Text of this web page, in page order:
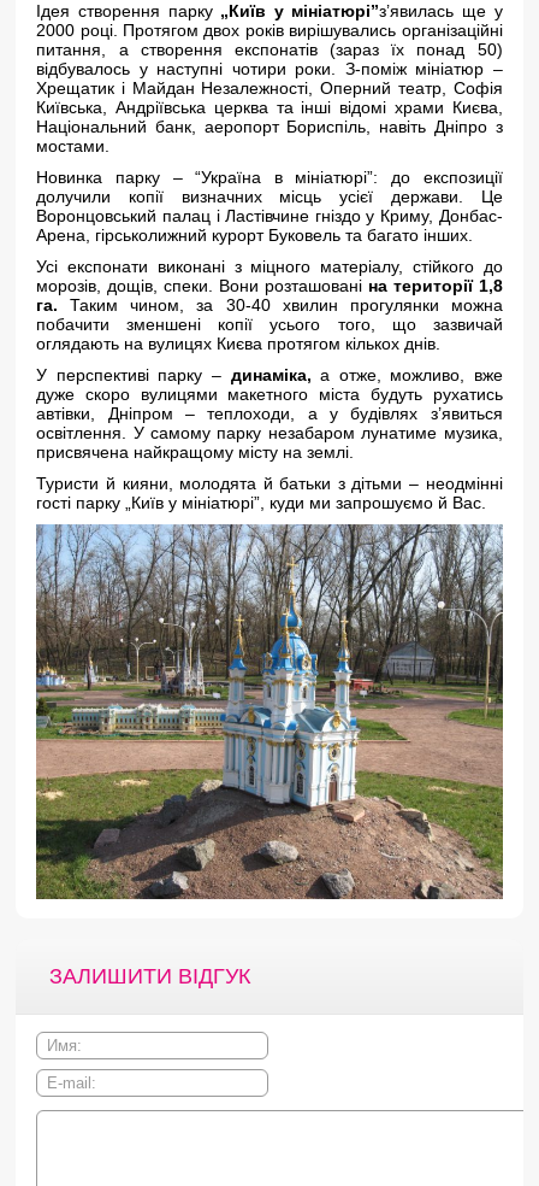
Ідея створення парку „Київ у мініатюрі”з’явилась ще у
2000 році. Протягом двох років вирішувались організаційні
питання, а створення експонатів (зараз їх понад 50)
відбувалось у наступні чотири роки. З-поміж мініатюр –
Хрещатик і Майдан Незалежності, Оперний театр, Софія
Київська, Андріївська церква та інші відомі храми Києва,
Національний банк, аеропорт Бориспіль, навіть Дніпро з
мостами.
Новинка парку – “Україна в мініатюрі”: до експозиції
долучили копії визначних місць усієї держави. Це
Воронцовський палац і Ластівчине гніздо у Криму, Донбас-
Арена, гірськолижний курорт Буковель та багато інших.
Усі експонати виконані з міцного матеріалу, стійкого до
морозів, дощів, спеки. Вони розташовані на території 1,8
га.Таким чином, за 30-40 хвилин прогулянки можна
побачити зменшені копії усього того, що зазвичай
оглядають на вулицях Києва протягом кількох днів.
У перспективі парку – динаміка, а отже, можливо, вже
дуже скоро вулицями макетного міста будуть рухатись
автівки, Дніпром – теплоходи, а у будівлях з’явиться
освітлення. У самому парку незабаром лунатиме музика,
присвячена найкращому місту на землі.
Туристи й кияни, молодята й батьки з дітьми – неодмінні
гості парку „Київ у мініатюрі”, куди ми запрошуємо й Вас.
ЗАЛИШИТИ ВІДГУК